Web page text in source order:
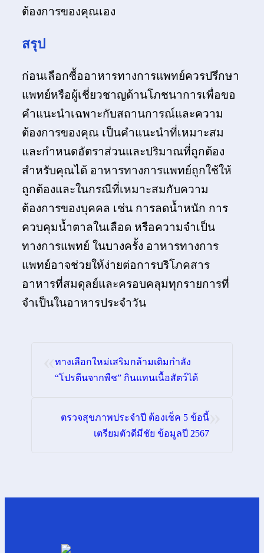
ต้องการของคุณเอง
สรุป
ก่อนเลือกซื้ออาหารทางการแพทย์ควรปรึกษา
แพทย์หรือผู้เชี่ยวชาญด้านโภชนาการเพื่อขอ
คำแนะนำเฉพาะกับสถานการณ์และความ
ต้องการของคุณ เป็นคำแนะนำที่เหมาะสม
และกำหนดอัตราส่วนและปริมาณที่ถูกต้อง
สำหรับคุณได้ อาหารทางการแพทย์ถูกใช้ให้
ถูกต้องและในกรณีที่เหมาะสมกับความ
ต้องการของบุคคล เช่น การลดน้ำหนัก การ
ควบคุมน้ำตาลในเลือด หรือความจำเป็น
ทางการแพทย์ ในบางครั้ง อาหารทางการ
แพทย์อาจช่วยให้ง่ายต่อการบริโภคสาร
อาหารที่สมดุลย์และครอบคลุมทุกรายการที่
จำเป็นในอาหารประจำวัน
«ทางเลือกใหม่เสริมกล้ามเติมกำลัง
“โปรตีนจากพืช” กินแทนเนื้อสัตว์ได้
»
ตรวจสุขภาพประจำปี ต้องเช็ค 5 ข้อนี้
เตรียมตัวดีมีชัย ข้อมูลปี 2567